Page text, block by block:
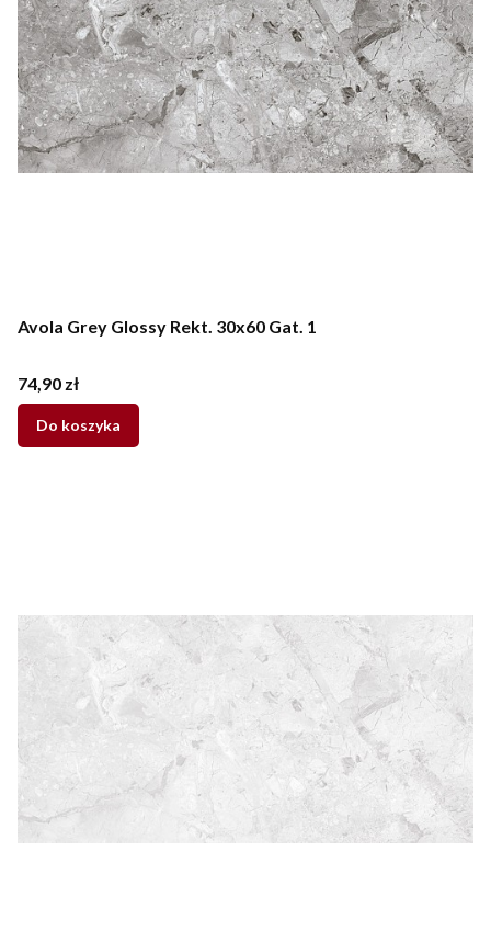
Avola Grey Glossy Rekt. 30x60 Gat. 1
Cena
74,90 zł
Do koszyka